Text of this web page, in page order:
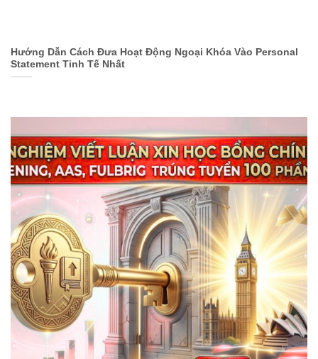
Hướng Dẫn Cách Đưa Hoạt Động Ngoại Khóa Vào Personal
Statement Tinh Tế Nhất